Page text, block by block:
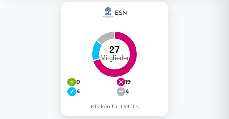
ESN
0
19
4
4
Klicken für Details